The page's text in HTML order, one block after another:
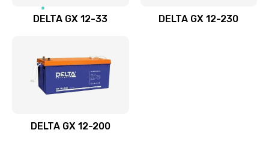
DELTA GX 12-33 DELTA GX 12-230
DELTA GX 12-200